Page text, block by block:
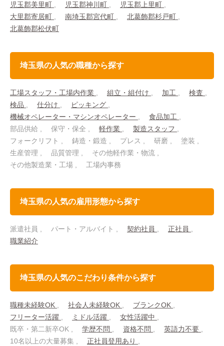
児玉郡美里町
児玉郡神川町
児玉郡上里町
大里郡寄居町
南埼玉郡宮代町
北葛飾郡杉戸町
北葛飾郡松伏町
埼玉県の人気の職種から探す
工場スタッフ・工場内作業 組立・組付け 加工
検査
検品
仕分け
ピッキング
機械オペレーター・マシンオペレーター
食品加工
部品供給
保守・保全 軽作業
製造スタッフ
フォークリフト
鋳造・鍛造 プレス 研磨
塗装
生産管理
品質管理
その他軽作業・物流
その他製造業・工場
工場内事務
埼玉県の人気の雇用形態から探す
派遣社員 パート・アルバイト 契約社員
正社員
職業紹介
埼玉県の人気のこだわり条件から探す
職種未経験OK 社会人未経験OK
ブランクOK
フリーター活躍
ミドル活躍
女性活躍中
既卒・第二新卒OK
学歴不問 資格不問
英語力不要
10名以上の大量募集
正社員登用あり